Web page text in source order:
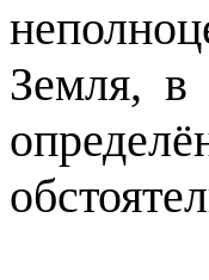
Земля, в